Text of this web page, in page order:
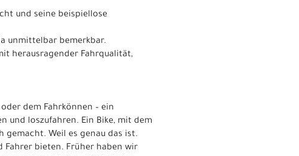
und seine beispiellose
unmittelbar bemerkbar.
herausragender Fahrqualität,
dem Fahrkönnen – ein
und loszufahren. Ein Bike, mit dem
gemacht. Weil es genau das ist.
Fahrer bieten. Früher haben wir